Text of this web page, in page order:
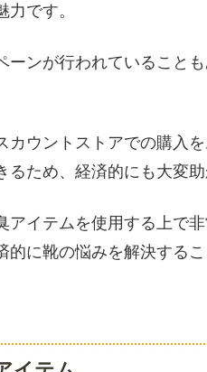
です。
ーンが行われていること
ウントストアでの購入
ため、経済的にも大変助
イテムを使用する上で
に靴の悩みを解決するこ